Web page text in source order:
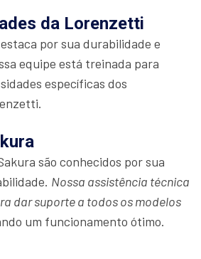
da Lorenzetti
por sua durabilidade e
equipe está treinada para
específicas dos
são conhecidos por sua
Nossa assistência técnica
dar suporte a todos os modelos
um funcionamento ótimo.